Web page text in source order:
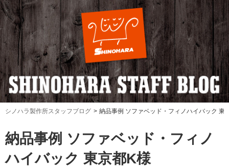
シノハラ製作所スタッフブログ 納品事例 ソファベッド・フィノハイバック 東
納品事例 ソファベッド・フィノ
ハイバック 東京都K様